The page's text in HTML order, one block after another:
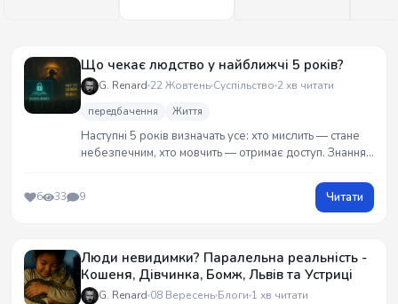
Що чекає людство у найближчі 5 років?
G. Renard 22 Жовтень Суспільство 2 хв читати
передбачення Життя
Наступні 5 років визначать усе: хто мислить — стане
небезпечним, хто мовчить — отримає доступ. Знання
Алгоритми навчаться карати не за вчинки, а за думки.
І якщо ти досі віриш у “вільний світ”, час прокинутися.
6 33 9 Читати
Люди невидимки? Паралельна реальність -
Кошеня, Дівчинка, Бомж, Львів та Устриці
G. Renard 08 Вересень Блоги 1 хв читати